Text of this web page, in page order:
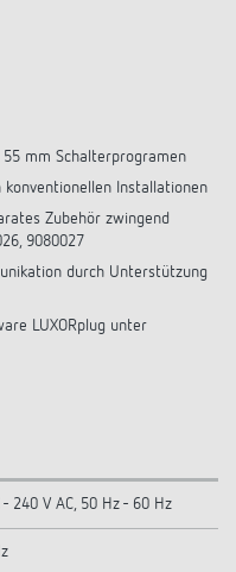
mm Schalterprogramen
konventionellen Installationen
Zubehör zwingend
9080027
durch Unterstützung
LUXORplug unter
- 240 V AC, 50 Hz - 60 Hz